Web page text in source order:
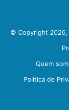
© Copyright
Quem
Política de